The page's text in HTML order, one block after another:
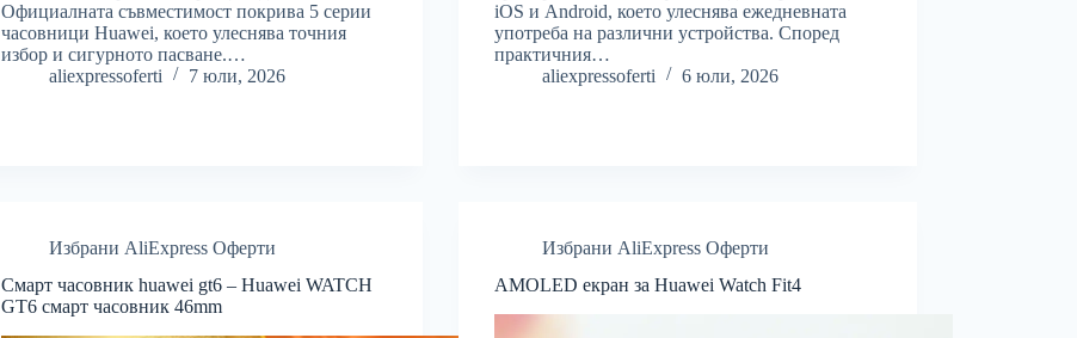
Официалната съвместимост покрива 5 серии
часовници Huawei, което улеснява точния
избор и сигурното пасване.…
aliexpressoferti
7 юли, 2026
iOS и Android, което улеснява ежедневната
употреба на различни устройства. Според
практичния…
aliexpressoferti
6 юли, 2026
Избрани AliExpress Оферти
Смарт часовник huawei gt6 – Huawei WATCH
GT6 смарт часовник 46mm
Избрани AliExpress Оферти
AMOLED екран за Huawei Watch Fit4